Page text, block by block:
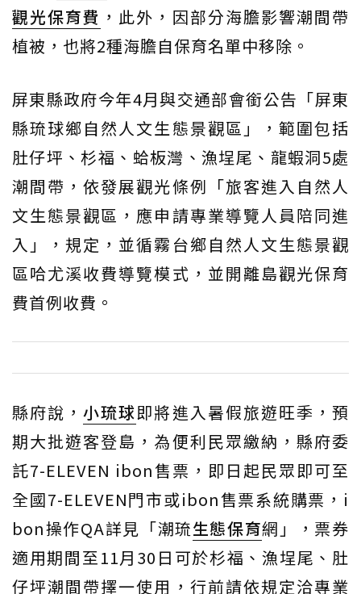
觀光保育費 ，此外，因部分海膽影響潮間帶
植被，也將2種海膽自保育名單中移除。
屏東縣政府今年4月與交通部會銜公告「屏東
縣琉球鄉自然人文生態景觀區」，範圍包括
肚仔坪、杉福、蛤板灣、漁埕尾、龍蝦洞5處
潮間帶，依發展觀光條例「旅客進入自然人
文生態景觀區，應申請專業導覽人員陪同進
入」，規定，並循霧台鄉自然人文生態景觀
區哈尤溪收費導覽模式，並開離島觀光保育
費首例收費。
縣府說，小琉球即將進入暑假旅遊旺季，預
期大批遊客登島，為便利民眾繳納，縣府委
託7-ELEVEN ibon售票，即日起民眾即可至
全國7-ELEVEN門市或ibon售票系統購票，i
bon操作QA詳見「潮琉生態保育網」，票券
適用期間至11月30日可於杉福、漁埕尾、肚
仔坪潮間帶擇一使用，行前請依規定洽專業